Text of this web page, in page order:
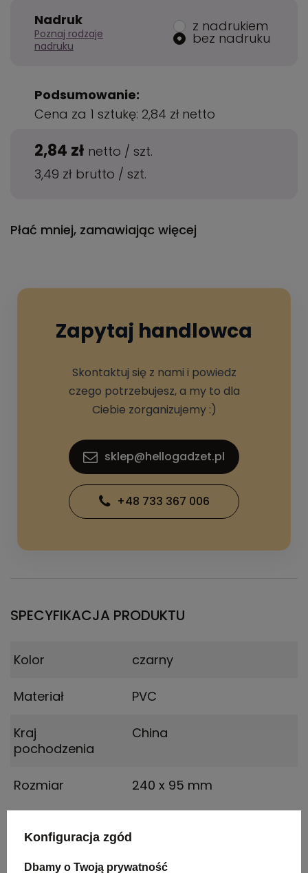
Nadruk
Poznaj rodzaje
nadruku
z nadrukiem
bez nadruku
Podsumowanie:
Cena za 1 sztukę: 2,84 zł netto
2,84 zł netto / szt.
3,49 zł brutto / szt.
Płać mniej, zamawiając więcej
Zapytaj handlowca
Skontaktuj się z nami i powiedz
czego potrzebujesz, a my to dla
Ciebie zorganizujemy :)
sklep@hellogadzet.pl
+48 733 367 006
SPECYFIKACJA PRODUKTU
Kolor czarny
Materiał PVC
Kraj
pochodzenia
China
Rozmiar 240 x 95 mm
PAKOWANIE
Konfiguracja zgód
Dbamy o Twoją prywatność